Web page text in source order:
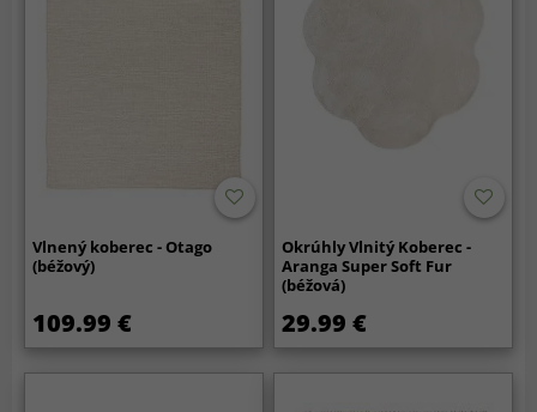
Vlnený koberec - Otago
(béžový)
109.99 €
Okrúhly Vlnitý Koberec -
Aranga Super Soft Fur
(béžová)
29.99 €